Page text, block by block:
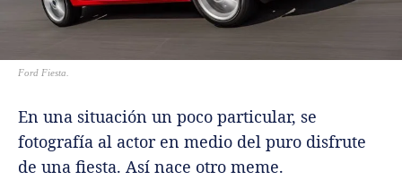
Ford Fiesta.
En una situación un poco particular, se
fotografía al actor en medio del puro disfrute
de una fiesta. Así nace otro meme.